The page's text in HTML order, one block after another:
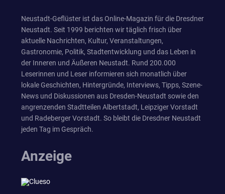
Neustadt-Geflüster ist das Online-Magazin für die Dresdner
Neustadt. Seit 1999 berichten wir täglich frisch über
aktuelle Nachrichten, Kultur, Veranstaltungen,
Gastronomie, Politik, Stadtentwicklung und das Leben in
der Inneren und Äußeren Neustadt. Rund 200.000
Leserinnen und Leser informieren sich monatlich über
lokale Geschichten, Hintergründe, Interviews, Tipps, Szene-
News und Diskussionen aus Dresden-Neustadt sowie den
angrenzenden Stadtteilen Albertstadt, Leipziger Vorstadt
und Radeberger Vorstadt. So bleibt die Dresdner Neustadt
jeden Tag im Gespräch.
Anzeige